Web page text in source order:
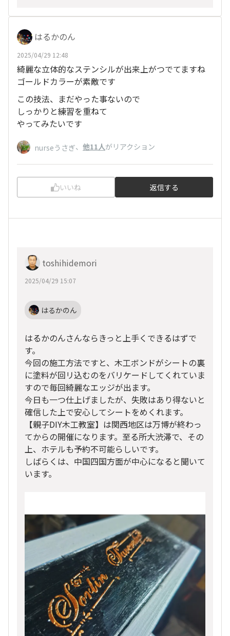
はるかのん
2025/04/29 12:48
綺麗な立体的なステンシルが出来上がつでてますね
ゴールドカラーが素敵です
この技法、まだやった事ないので
しっかりと練習を重ねて
やってみたいです
nurseうさぎ、 他11人がリアクション
いいね 返信する
toshihidemori
2025/04/29 15:07
はるかのん
はるかのんさんならきっと上手くできるはずで
す。
今回の施工方法ですと、木工ボンドがシートの裏
に塗料が回リ込むのをバリケードしてくれていま
すので毎回綺麗なエッジが出ます。
今日も一つ仕上げましたが、失敗はあり得ないと
確信した上で安心してシートをめくれます。
【親子DIY木工教室】は関西地区は万博が終わっ
てからの開催になります。至る所大渋滞で、その
上、ホテルも予約不可能らしいです。
しばらくは、中国四国方面が中心になると聞いて
います。